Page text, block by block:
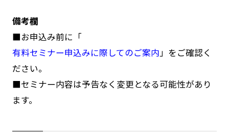
備考欄
■お申込み前に「
有料セミナー申込みに際してのご案内 」をご確認く
ださい。
■セミナー内容は予告なく変更となる可能性があり
ます。